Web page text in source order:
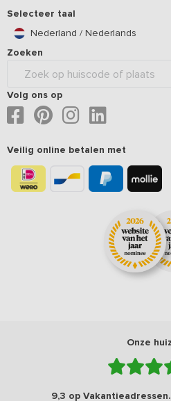
Selecteer taal
Nederland / Nederlands
Zoeken
Volg ons op
Veilig online betalen met
Onze
9,3 op